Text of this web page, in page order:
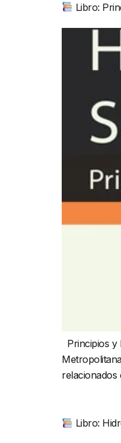
Libro:
Principios
Libro: